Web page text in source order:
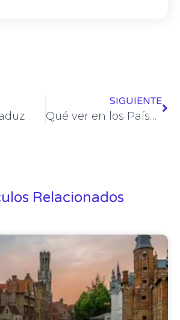
SIGUIENTE
Qué ver en los Países Bajos – Holanda
Relacionados